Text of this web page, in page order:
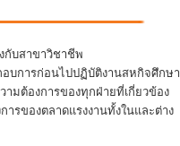
กับสาขาวิชาชีพ
บการก่อนไปปฏิบัติงานสหกิจศึกษา
มต้องการของทุกฝ่ายที่เกี่ยวข้อง
รของตลาดแรงงานทั้งในและต่าง